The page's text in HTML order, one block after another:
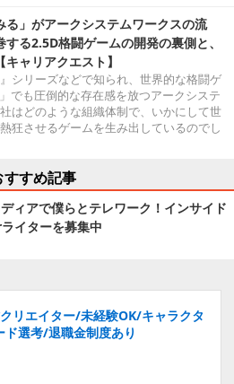
る」がアークシステムワークスの流
る2.5D格闘ゲームの開発の裏側と、
ャリアクエスト】
』シリーズなどで知られ、世界的な格闘ゲ
でも圧倒的な存在感を放つアークシステ
はどのような組織体制で、いかにして世
狂させるゲームを生み出しているのでし
すすめ記事
ディアで僕らとテレワーク！インサイド
イターを募集中
リエイター/未経験OK/キャラクタ
選考/退職金制度あり